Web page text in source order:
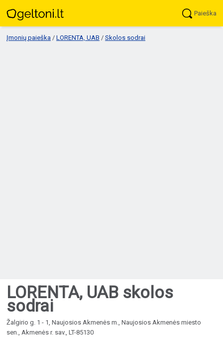
Paieška
Įmonių paieška / LORENTA, UAB / Skolos sodrai
LORENTA, UAB skolos
sodrai
Žalgirio g. 1 - 1, Naujosios Akmenės m., Naujosios Akmenės miesto
sen., Akmenės r. sav., LT-85130